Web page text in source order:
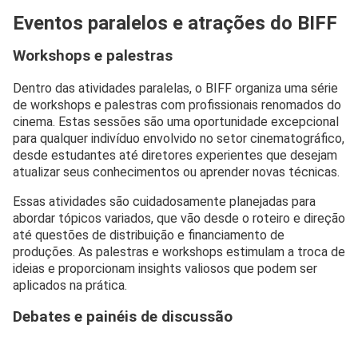
Eventos paralelos e atrações do BIFF
Workshops e palestras
Dentro das atividades paralelas, o BIFF organiza uma série
de workshops e palestras com profissionais renomados do
cinema. Estas sessões são uma oportunidade excepcional
para qualquer indivíduo envolvido no setor cinematográfico,
desde estudantes até diretores experientes que desejam
atualizar seus conhecimentos ou aprender novas técnicas.
Essas atividades são cuidadosamente planejadas para
abordar tópicos variados, que vão desde o roteiro e direção
até questões de distribuição e financiamento de
produções. As palestras e workshops estimulam a troca de
ideias e proporcionam insights valiosos que podem ser
aplicados na prática.
Debates e painéis de discussão